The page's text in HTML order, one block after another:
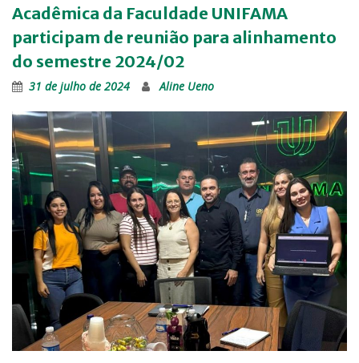
Acadêmica da Faculdade UNIFAMA
participam de reunião para alinhamento
do semestre 2024/02
31 de julho de 2024 Aline Ueno